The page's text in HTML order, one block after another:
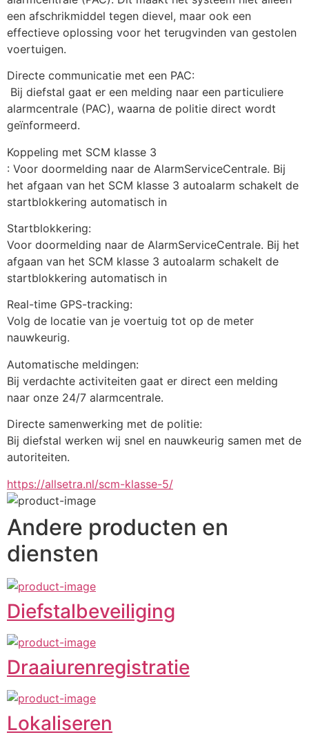
een afschrikmiddel tegen dievel, maar ook een
effectieve oplossing voor het terugvinden van gestolen
voertuigen.
Directe communicatie met een PAC:
alarmcentrale (PAC), waarna de politie direct wordt
geïnformeerd.
Koppeling met SCM klasse 3
: Voor doormelding naar de AlarmServiceCentrale. Bij
het afgaan van het SCM klasse 3 autoalarm schakelt de
startblokkering automatisch in
Startblokkering:
Voor doormelding naar de AlarmServiceCentrale. Bij het
afgaan van het SCM klasse 3 autoalarm schakelt de
startblokkering automatisch in
Real-time GPS-tracking:
Volg de locatie van je voertuig tot op de meter
nauwkeurig.
Automatische meldingen:
Bij verdachte activiteiten gaat er direct een melding
naar onze 24/7 alarmcentrale.
Directe samenwerking met de politie:
Bij diefstal werken wij snel en nauwkeurig samen met de
autoriteiten.
https://allsetra.nl/scm-klasse-5/
Andere producten en
diensten
Diefstalbeveiliging
Draaiurenregistratie
Lokaliseren